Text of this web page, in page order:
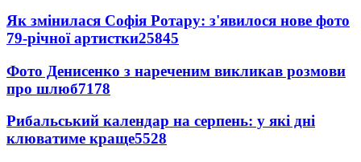
Як змінилася Софія Ротару: з'явилося нове фото
79-річної артистки25845
Фото Денисенко з нареченим викликав розмови
про шлюб7178
Рибальський календар на серпень: у які дні
клюватиме краще5528